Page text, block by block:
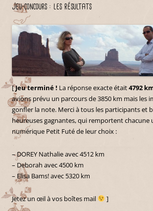
Jeu-concours : les résultats
[Jeu terminé ! La réponse exacte était4792
avions prévu un parcours de 3850 km mais les
gonfler la note. Merci à tous les participants et
heureuses gagnantes, qui remportent chacune
numérique Petit Futé de leur choix :
– DOREY Nathalie avec 4512 km
– Deborah avec 4500 km
– Elisa Bams! avec 5320 km
Jetez un œil à vos boîtes mail ]